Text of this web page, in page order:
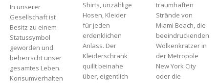
In unserer
Gesellschaft ist
Besitz zu einem
Statussymbol
geworden und
beherrscht unser
gesamtes Leben.
Konsumverhalten
Shirts, unzählige
Hosen, Kleider
für jeden
erdenklichen
Anlass. Der
Kleiderschrank
quillt beinahe
über, eigentlich
traumhaften
Strände von
Miami Beach, die
beeindruckenden
Wolkenkratzer in
der Metropole
New York City
oder die